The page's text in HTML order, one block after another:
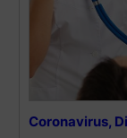
Coronavirus,